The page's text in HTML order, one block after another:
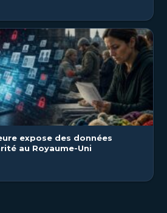
expose des données
au Royaume-Uni